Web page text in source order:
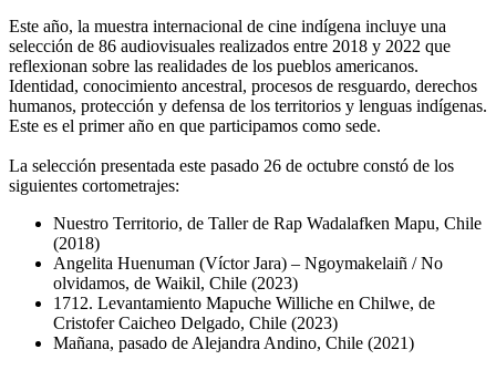
Este año, la muestra internacional de cine indígena incluye una
selección de 86 audiovisuales realizados entre 2018 y 2022 que
reflexionan sobre las realidades de los pueblos americanos.
Identidad, conocimiento ancestral, procesos de resguardo, derechos
humanos, protección y defensa de los territorios y lenguas indígenas.
Este es el primer año en que participamos como sede.
La selección presentada este pasado 26 de octubre constó de los
siguientes cortometrajes:
Nuestro Territorio, de Taller de Rap Wadalafken Mapu, Chile
(2018)
Angelita Huenuman (Víctor Jara) – Ngoymakelaiñ / No
olvidamos, de Waikil, Chile (2023)
1712. Levantamiento Mapuche Williche en Chilwe, de
Cristofer Caicheo Delgado, Chile (2023)
Mañana, pasado de Alejandra Andino, Chile (2021)